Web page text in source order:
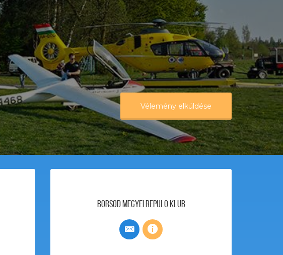
Vélemény elküldése
Borsod Megyei Repulo Klub